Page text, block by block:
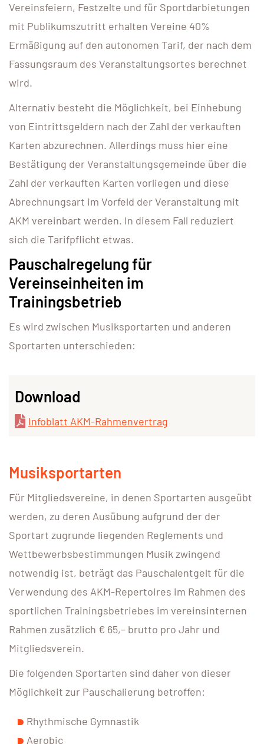
Vereinsfeiern, Festzelte und für Sportdarbietungen
mit Publikumszutritt erhalten Vereine 40%
Ermäßigung auf den autonomen Tarif, der nach dem
Fassungsraum des Veranstaltungsortes berechnet
wird.
Alternativ besteht die Möglichkeit, bei Einhebung
von Eintrittsgeldern nach der Zahl der verkauften
Karten abzurechnen. Allerdings muss hier eine
Bestätigung der Veranstaltungsgemeinde über die
Zahl der verkauften Karten vorliegen und diese
Abrechnungsart im Vorfeld der Veranstaltung mit
AKM vereinbart werden. In diesem Fall reduziert
sich die Tarifpflicht etwas.
Pauschalregelung für
Vereinseinheiten im
Trainingsbetrieb
Es wird zwischen Musiksportarten und anderen
Sportarten unterschieden:
Download
Infoblatt AKM-Rahmenvertrag
Musiksportarten
Für Mitgliedsvereine, in denen Sportarten ausgeübt
werden, zu deren Ausübung aufgrund der der
Sportart zugrunde liegenden Reglements und
Wettbewerbsbestimmungen Musik zwingend
notwendig ist, beträgt das Pauschalentgelt für die
Verwendung des AKM-Repertoires im Rahmen des
sportlichen Trainingsbetriebes im vereinsinternen
Rahmen zusätzlich € 65,– brutto pro Jahr und
Mitgliedsverein.
Die folgenden Sportarten sind daher von dieser
Möglichkeit zur Pauschalierung betroffen:
Rhythmische Gymnastik
Aerobic